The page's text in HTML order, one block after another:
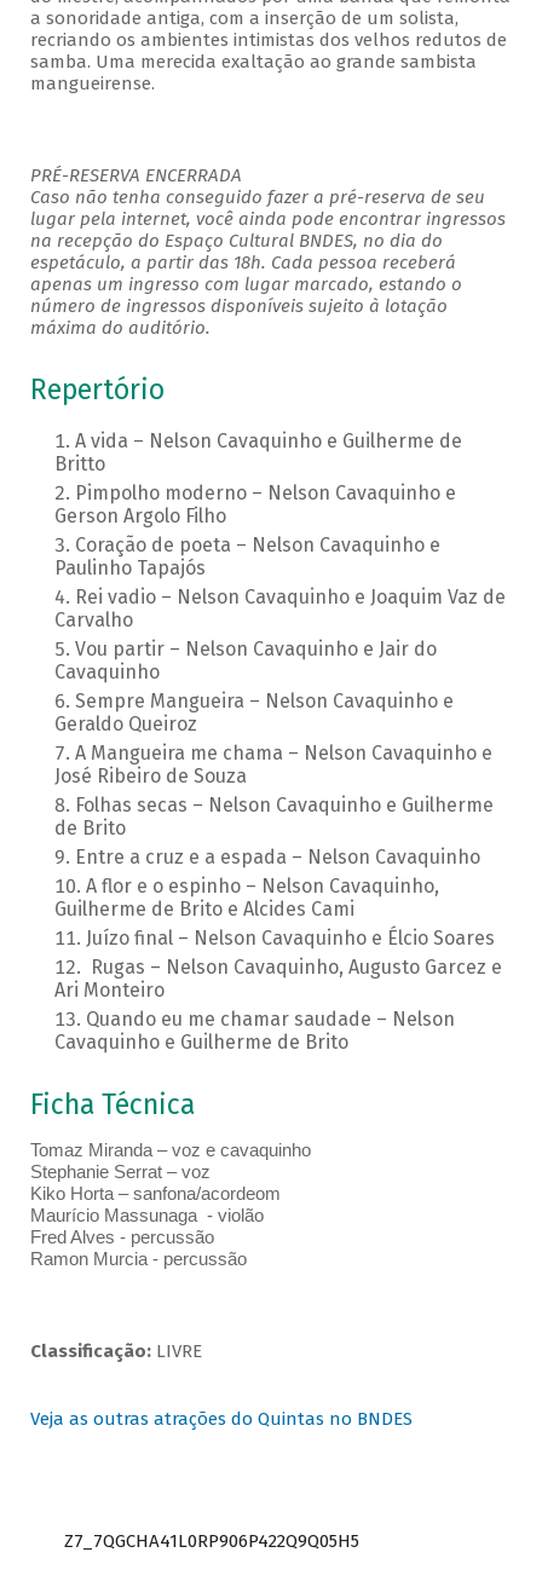
a sonoridade antiga, com a inserção de um solista,
recriando os ambientes intimistas dos velhos redutos de
samba. Uma merecida exaltação ao grande sambista
mangueirense.
PRÉ-RESERVA ENCERRADA
Caso não tenha conseguido fazer a pré-reserva de seu
lugar pela internet, você ainda pode encontrar ingressos
na recepção do Espaço Cultural BNDES, no dia do
espetáculo, a partir das 18h. Cada pessoa receberá
apenas um ingresso com lugar marcado, estando o
número de ingressos disponíveis sujeito à lotação
máxima do auditório.
Repertório
A vida – Nelson Cavaquinho e Guilherme de
Britto
Pimpolho moderno – Nelson Cavaquinho e
Gerson Argolo Filho
Coração de poeta – Nelson Cavaquinho e
Paulinho Tapajós
Rei vadio – Nelson Cavaquinho e Joaquim Vaz de
Carvalho
Vou partir – Nelson Cavaquinho e Jair do
Cavaquinho
Sempre Mangueira – Nelson Cavaquinho e
Geraldo Queiroz
A Mangueira me chama – Nelson Cavaquinho e
José Ribeiro de Souza
Folhas secas – Nelson Cavaquinho e Guilherme
de Brito
Entre a cruz e a espada – Nelson Cavaquinho
A flor e o espinho – Nelson Cavaquinho,
Guilherme de Brito e Alcides Cami
Juízo final – Nelson Cavaquinho e Élcio Soares
Rugas – Nelson Cavaquinho, Augusto Garcez e
Ari Monteiro
Quando eu me chamar saudade – Nelson
Cavaquinho e Guilherme de Brito
Ficha Técnica
Tomaz Miranda – voz e cavaquinho
Stephanie Serrat – voz
Kiko Horta – sanfona/acordeom
Maurício Massunaga - violão
Fred Alves - percussão
Ramon Murcia - percussão
Classificação: LIVRE
Veja as outras atrações do Quintas no BNDES
Z7_7QGCHA41L0RP906P422Q9Q05H5